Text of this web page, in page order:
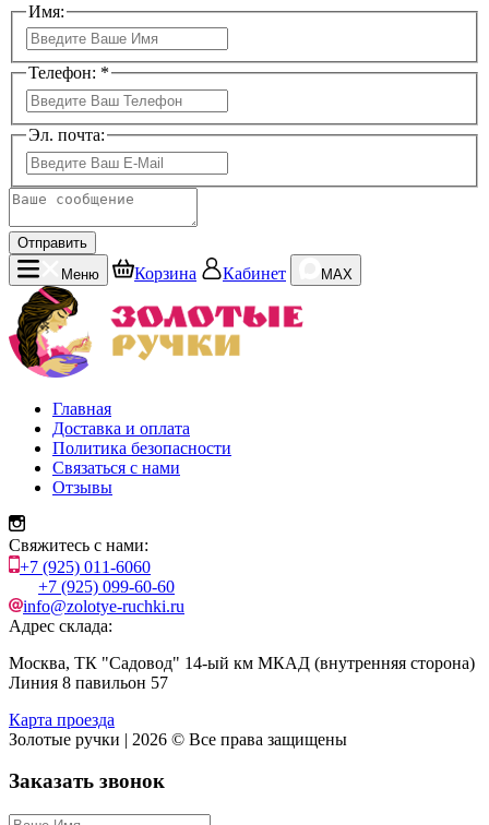
Имя:
Телефон: *
Эл. почта:
Отправить
Меню
Корзина Кабинет MAX
Главная
Доставка и оплата
Политика безопасности
Связаться с нами
Отзывы
Свяжитесь с нами:
+7 (925) 011-6060
+7 (925) 099-60-60
info@zolotye-ruchki.ru
Адрес склада:
Москва, ТК "Садовод" 14-ый км МКАД (внутренняя сторона)
Линия 8 павильон 57
Карта проезда
Золотые ручки | 2026 © Все права защищены
Заказать звонок